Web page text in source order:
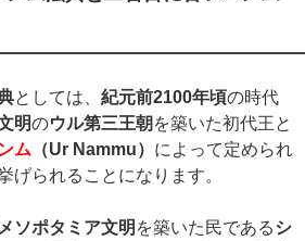
としては、紀元前2100年頃の時代
明のウル第三王朝 を築いた初代王と
ム （Ur Nammu） によって定められ
げられることになります。
ソポタミア文明 を築いた民であるシ